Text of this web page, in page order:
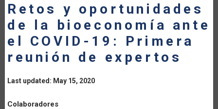
Retos y oportunidades
de la bioeconomía ante
el COVID-19: Primera
reunión de expertos
Last updated: May 15, 2020
Colaboradores